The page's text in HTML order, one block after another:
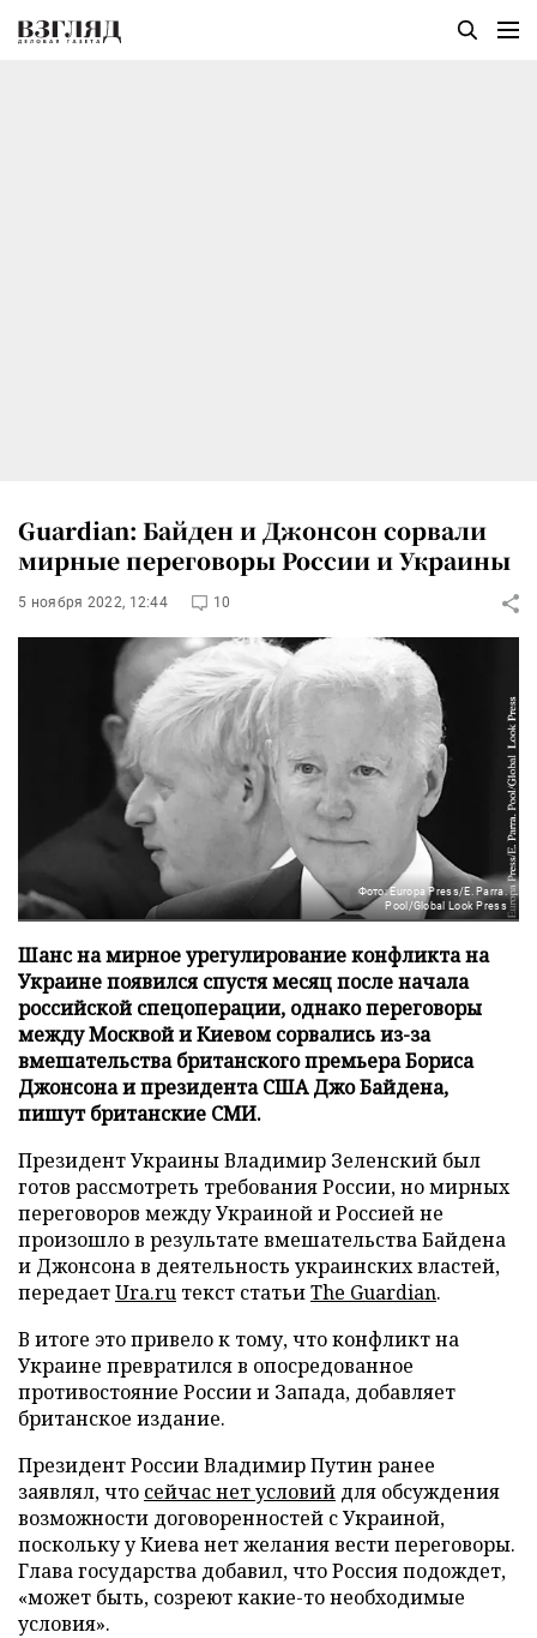
Guardian: Байден и Джонсон сорвали
мирные переговоры России и Украины
5 ноября 2022, 12:44 10
Фото: Europa Press/E. Parra.
Pool/Global Look Press
Шанс на мирное урегулирование конфликта на
Украине появился спустя месяц после начала
российской спецоперации, однако переговоры
между Москвой и Киевом сорвались из-за
вмешательства британского премьера Бориса
Джонсона и президента США Джо Байдена,
пишут британские СМИ.
Президент Украины Владимир Зеленский был
готов рассмотреть требования России, но мирных
переговоров между Украиной и Россией не
произошло в результате вмешательства Байдена
и Джонсона в деятельность украинских властей,
передаетUra.ru текст статьиThe Guardian.
В итоге это привело к тому, что конфликт на
Украине превратился в опосредованное
противостояние России и Запада, добавляет
британское издание.
Президент России Владимир Путин ранее
заявлял, что сейчас нет условий для обсуждения
возможности договоренностей с Украиной,
поскольку у Киева нет желания вести переговоры.
Глава государства добавил, что Россия подождет,
«может быть, созреют какие-то необходимые
условия».